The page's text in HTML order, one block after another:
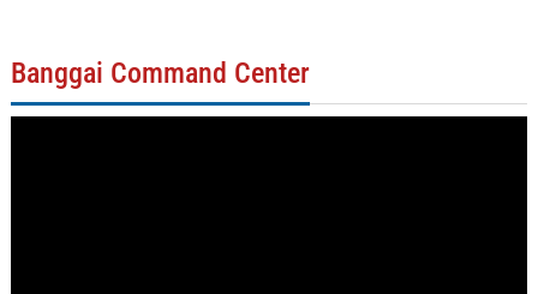
Banggai Command Center